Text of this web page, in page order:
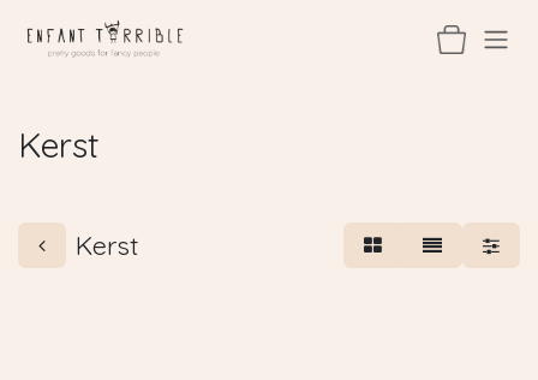
Kerst
Kerst